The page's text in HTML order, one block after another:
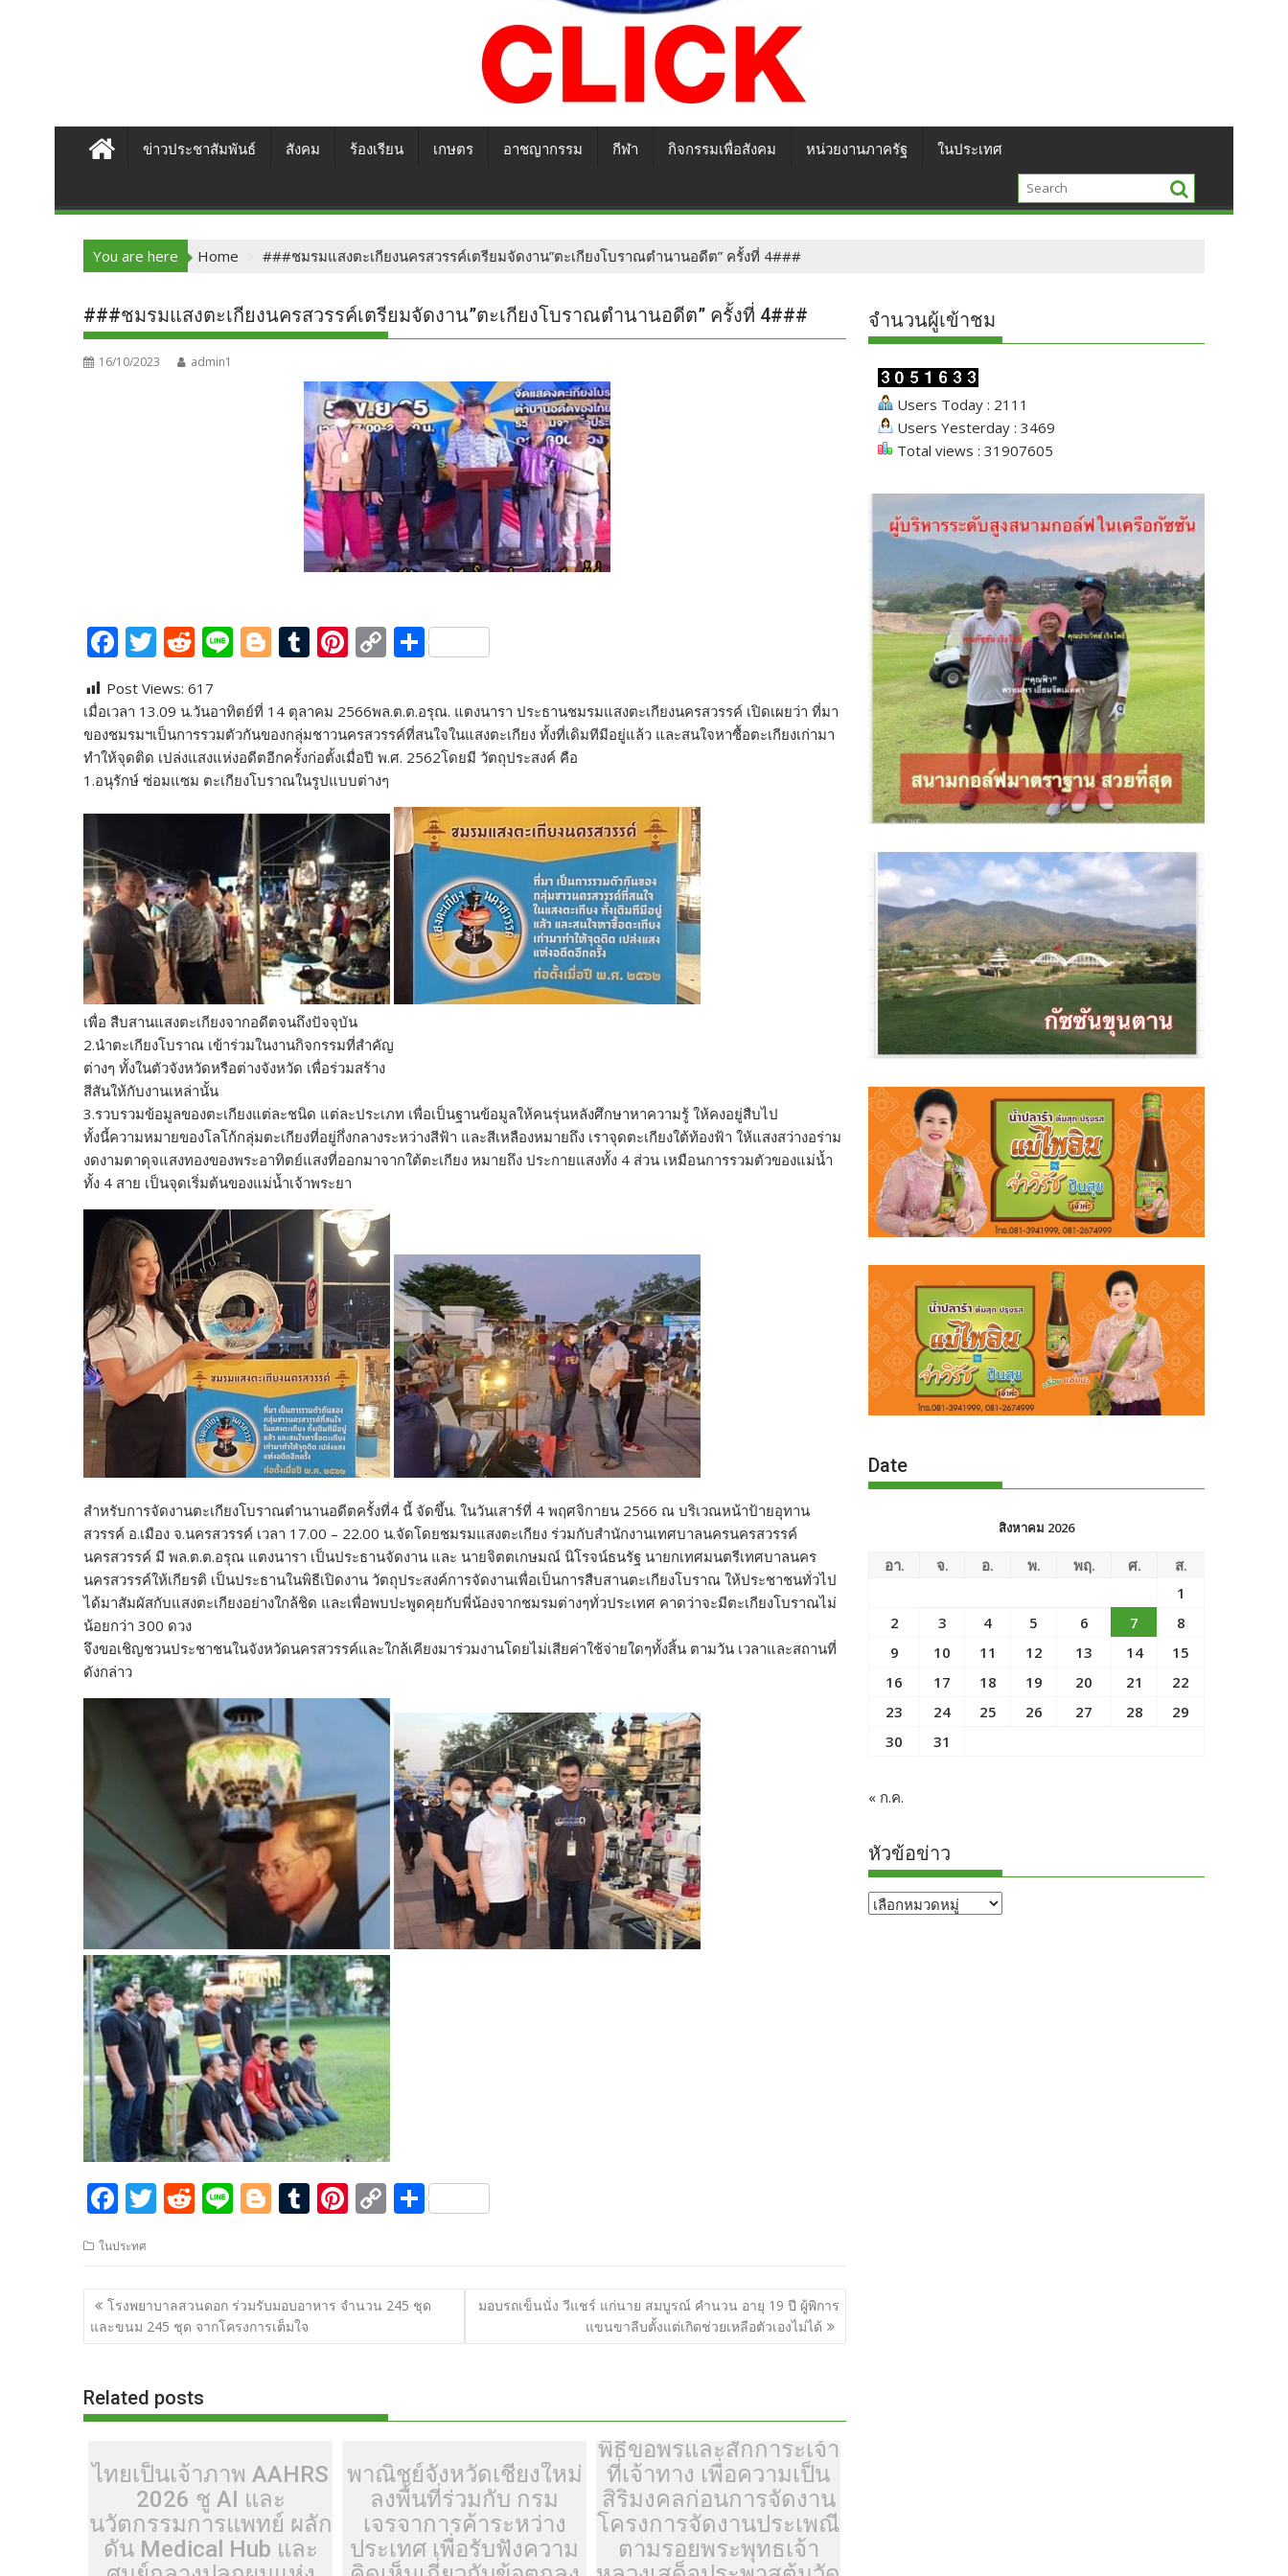
ข่าวประชาสัมพันธ์ สังคม ร้องเรียน เกษตร อาชญากรรม กีฬา กิจกรรมเพื่อสังคม หน่วยงานภาครัฐ ในประเทศ
You are here Home ###ชมรมแสงตะเกียงนครสวรรค์เตรียมจัดงาน”ตะเกียงโบราณตำนานอดีต” ครั้งที่ 4###
###ชมรมแสงตะเกียงนครสวรรค์เตรียมจัดงาน”ตะเกียงโบราณตำนานอดีต” ครั้งที่ 4###
16/10/2023 admin1
F
e
b
o
o
k
T
itt
er
R
d
di
t
Li
e
Bl
g
g
er
T
m
bl
r
Pi
er
e
st
C
p
y
Li
n
k
S
ar
e
Post Views: 617
เมื่อเวลา 13.09 น.วันอาทิตย์ที่ 14 ตุลาคม 2566พล.ต.ต.อรุณ. แตงนารา ประธานชมรมแสงตะเกียงนครสวรรค์ เปิดเผยว่า ที่มา
ของชมรมฯเป็นการรวมตัวกันของกลุ่มชาวนครสวรรค์ที่สนใจในแสงตะเกียง ทั้งที่เดิมทีมีอยู่แล้ว และสนใจหาซื้อตะเกียงเก่ามา
ทำให้จุดติด เปล่งแสงแห่งอดีตอีกครั้งก่อตั้งเมื่อปี พ.ศ. 2562โดยมี วัตถุประสงค์ คือ
1.อนุรักษ์ ซ่อมแซม ตะเกียงโบราณในรูปแบบต่างๆ
เพื่อ สืบสานแสงตะเกียงจากอดีตจนถึงปัจจุบัน
2.นำตะเกียงโบราณ เข้าร่วมในงานกิจกรรมที่สำคัญ
ต่างๆ ทั้งในตัวจังหวัดหรือต่างจังหวัด เพื่อร่วมสร้าง
สีสันให้กับงานเหล่านั้น
3.รวบรวมข้อมูลของตะเกียงแต่ละชนิด แต่ละประเภท เพื่อเป็นฐานข้อมูลให้คนรุ่นหลังศึกษาหาความรู้ ให้คงอยู่สืบไป
ทั้งนี้ความหมายของโลโก้กลุ่มตะเกียงที่อยู่กึ่งกลางระหว่างสีฟ้า และสีเหลืองหมายถึง เราจุดตะเกียงใต้ท้องฟ้า ให้แสงสว่างอร่าม
งดงามตาดุจแสงทองของพระอาทิตย์แสงที่ออกมาจากใต้ตะเกียง หมายถึง ประกายแสงทั้ง 4 ส่วน เหมือนการรวมตัวของแม่น้ำ
ทั้ง 4 สาย เป็นจุดเริ่มต้นของแม่น้ำเจ้าพระยา
สำหรับการจัดงานตะเกียงโบราณตำนานอดีตครั้งที่4 นี้ จัดขึ้น. ในวันเสาร์ที่ 4 พฤศจิกายน 2566 ณ บริเวณหน้าป้ายอุทาน
สวรรค์ อ.เมือง จ.นครสวรรค์ เวลา 17.00 – 22.00 น.จัดโดยชมรมแสงตะเกียง ร่วมกับสำนักงานเทศบาลนครนครสวรรค์
นครสวรรค์ มี พล.ต.ต.อรุณ แตงนารา เป็นประธานจัดงาน และ นายจิตตเกษมณ์ นิโรจน์ธนรัฐ นายกเทศมนตรีเทศบาลนคร
นครสวรรค์ให้เกียรติ เป็นประธานในพิธีเปิดงาน วัตถุประสงค์การจัดงานเพื่อเป็นการสืบสานตะเกียงโบราณ ให้ประชาชนทั่วไป
ได้มาสัมผัสกับแสงตะเกียงอย่างใกล้ชิด และเพื่อพบปะพูดคุยกับพี่น้องจากชมรมต่างๆทั่วประเทศ คาดว่าจะมีตะเกียงโบราณไม่
น้อยกว่า 300 ดวง
จึงขอเชิญชวนประชาชนในจังหวัดนครสวรรค์และใกล้เคียงมาร่วมงานโดยไม่เสียค่าใช้จ่ายใดๆทั้งสิ้น ตามวัน เวลาและสถานที่
ดังกล่าว
F
e
b
o
o
k
T
itt
er
R
d
di
t
Li
e
Bl
g
g
er
T
m
bl
r
Pi
er
e
st
C
p
y
Li
n
S
ar
e
ในประทศ
แนะแนว
เรื่อง
โรงพยาบาลสวนดอก ร่วมรับมอบอาหาร จำนวน 245 ชุด
และขนม 245 ชุด จากโครงการเต็มใจ
มอบรถเข็นนั่ง วีแชร์​ แก่นาย สมบูรณ์ คำนวน อายุ​ 19​ ปี​ ผู้พิการ
แขนขาลีบตั้งแต่เกิดช่วยเหลือตัวเองไม่ได้​
Related posts
ไทยเป็นเจ้าภาพ AAHRS
2026 ชู AI และ
นวัตกรรมการแพทย์ ผลัก
ดัน Medical Hub และ
พาณิชย์จังหวัดเชียงใหม่
ลงพื้นที่ร่วมกับ กรม
เจรจาการค้าระหว่าง
ประเทศ เพื่อรับฟังความ
พิธีขอพรและสักการะเจ้า
ที่เจ้าทาง เพื่อความเป็น
สิริมงคลก่อนการจัดงาน
โครงการจัดงานประเพณี
ตามรอยพระพุทธเจ้า
จำนวนผู้เข้าชม
Users Today : 2111
Users Yesterday : 3469
Total views : 31907605
Date
สิงหาคม 2026
อา. จ. อ. พ. พฤ. ศ.
ส.
1
2
3 4 5 6 7
8
9
10 11 12 13 14
15
16
17 18 19 20 21
22
23
24 25 26 27 28
29
30
31
« ก.ค.
หัวข้อข่าว
หัวข้อ